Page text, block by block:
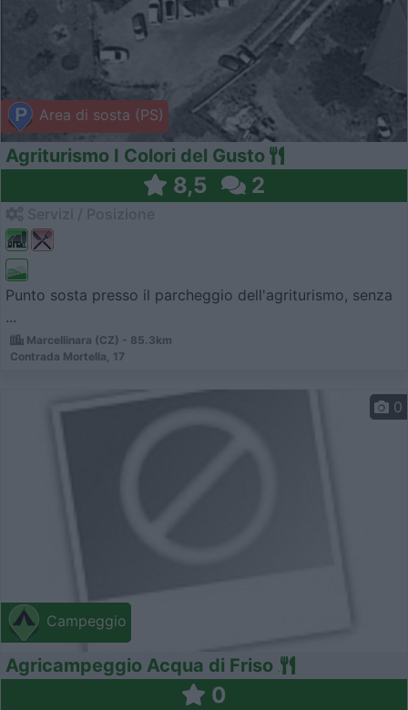
Area di sosta (PS)
Agriturismo I Colori del Gusto
8,5 2
Punto sosta presso il parcheggio dell'agriturismo, senza
...
Marcellinara (CZ) - 85.3km
Contrada Mortella, 17
Campeggio
0
Agricampeggio Acqua di Friso
0